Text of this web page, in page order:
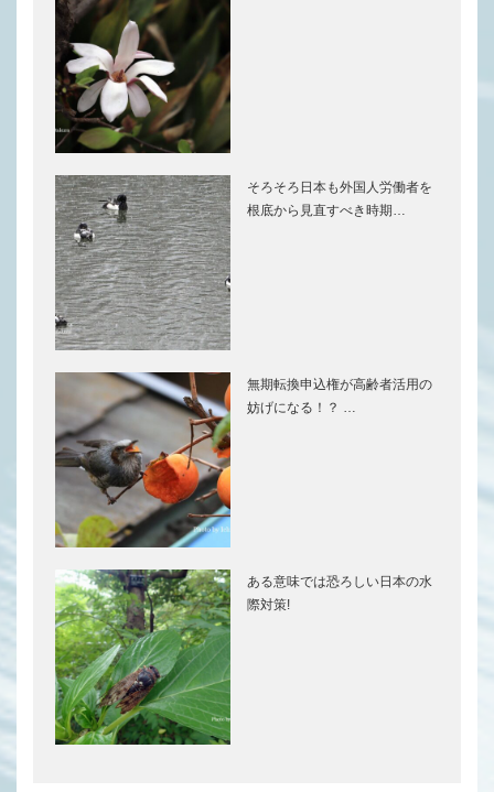
そろそろ日本も外国人労働者を
根底から見直すべき時期…
無期転換申込権が高齢者活用の
妨げになる！？ …
ある意味では恐ろしい日本の水
際対策!